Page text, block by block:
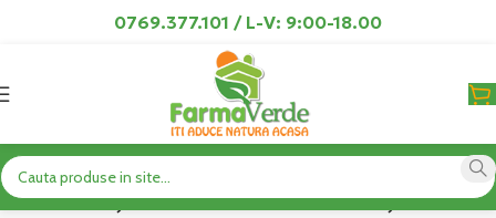
0769.377.101 / L-V: 9:00-18.00
Anemia, Cresterea Imunitatii,